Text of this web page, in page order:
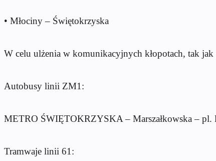
• ⁠Młociny – Świętokrzyska
W celu ulżenia w komunikacyjnych kłopotach, tak
Autobusy linii ZM1:
METRO ŚWIĘTOKRZYSKA – Marszałkowska –
Tramwaje linii 61: